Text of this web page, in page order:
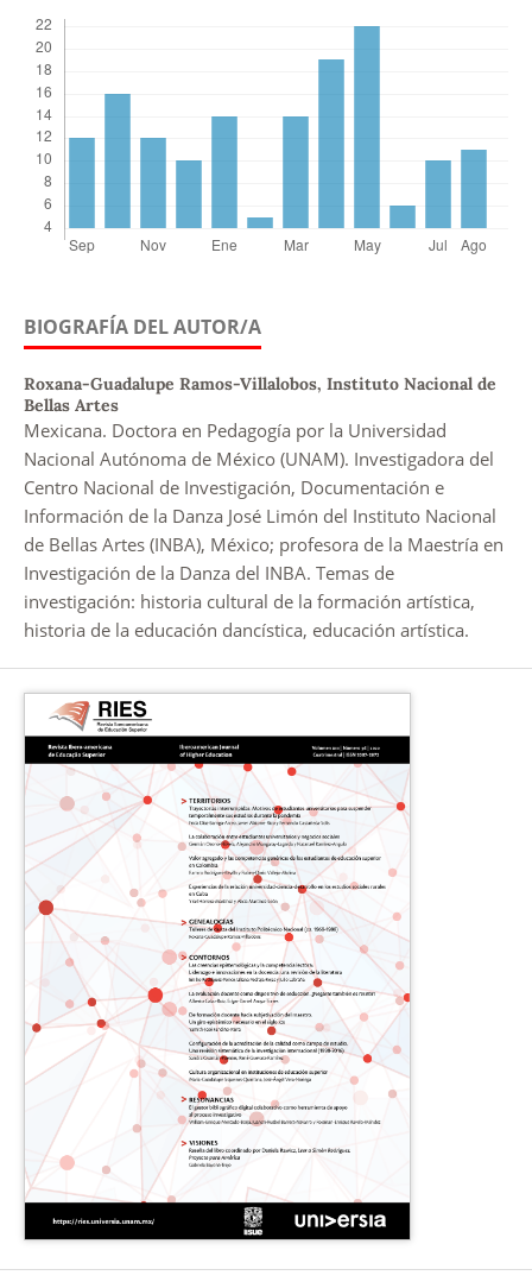
BIOGRAFÍA DEL AUTOR/A
Roxana-Guadalupe Ramos-Villalobos, Instituto Nacional de
Bellas Artes
Mexicana. Doctora en Pedagogía por la Universidad
Nacional Autónoma de México (UNAM). Investigadora del
Centro Nacional de Investigación, Documentación e
Información de la Danza José Limón del Instituto Nacional
de Bellas Artes (INBA), México; profesora de la Maestría en
Investigación de la Danza del INBA. Temas de
investigación: historia cultural de la formación artística,
historia de la educación dancística, educación artística.